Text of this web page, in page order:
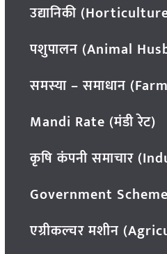
उद्यानिकी
पशुपालन (Animal
समस्या – समाधान
Mandi Rate (मंडी रेट)
कृषि कंपनी समाचार
Government
एग्रीकल्चर मशीन